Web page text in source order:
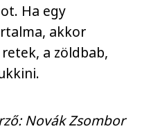
Ha egy
akkor
a zöldbab,
Novák Zsombor